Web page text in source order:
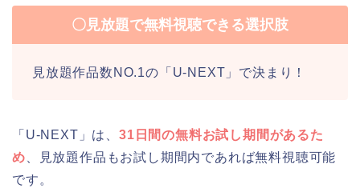
〇見放題で無料視聴できる選択肢
見放題作品数NO.1の「U-NEXT」で決まり！
「U-NEXT」は、 31日間の無料お試し期間があるた
め 、見放題作品もお試し期間内であれば無料視聴可能
です。